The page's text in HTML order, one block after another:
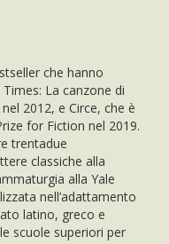
che hanno
La canzone di
2012, e Circe, che è
for Fiction nel 2019.
trentadue
classiche alla
alla Yale
nell’adattamento
latino, greco e
scuole superiori per